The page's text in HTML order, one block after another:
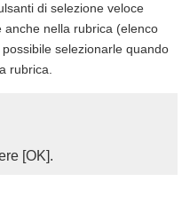
di selezione veloce
nella rubrica (elenco
selezionarle quando
rubrica.
[OK].